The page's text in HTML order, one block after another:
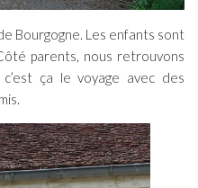
Bourgogne. Les enfants sont
parents, nous retrouvons
ça le voyage avec des